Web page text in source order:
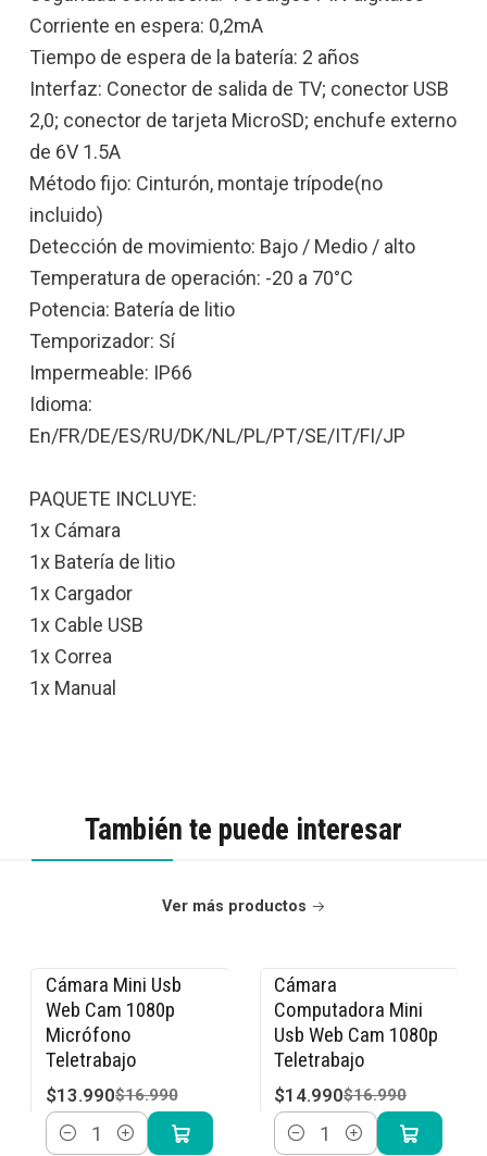
Corriente en espera: 0,2mA
Tiempo de espera de la batería: 2 años
Interfaz: Conector de salida de TV; conector USB
2,0; conector de tarjeta MicroSD; enchufe externo
de 6V 1.5A
Método fijo: Cinturón, montaje trípode(no
incluido)
Detección de movimiento: Bajo / Medio / alto
Temperatura de operación: -20 a 70°C
Potencia: Batería de litio
Temporizador: Sí
Impermeable: IP66
Idioma:
En/FR/DE/ES/RU/DK/NL/PL/PT/SE/IT/FI/JP
PAQUETE INCLUYE:
1x Cámara
1x Batería de litio
1x Cargador
1x Cable USB
1x Correa
1x Manual
También te puede interesar
Ver más productos
-18% OFF
Cámara Mini Usb
Web Cam 1080p
Micrófono
Teletrabajo
$13.990$16.990
Cantidad
-12% OFF
Cámara
Computadora Mini
Usb Web Cam 1080p
Teletrabajo
$14.990$16.990
Cantidad